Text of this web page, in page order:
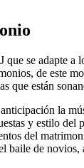
que se adapte a
de este
que están
la
y estilo del
del
baile de novios,